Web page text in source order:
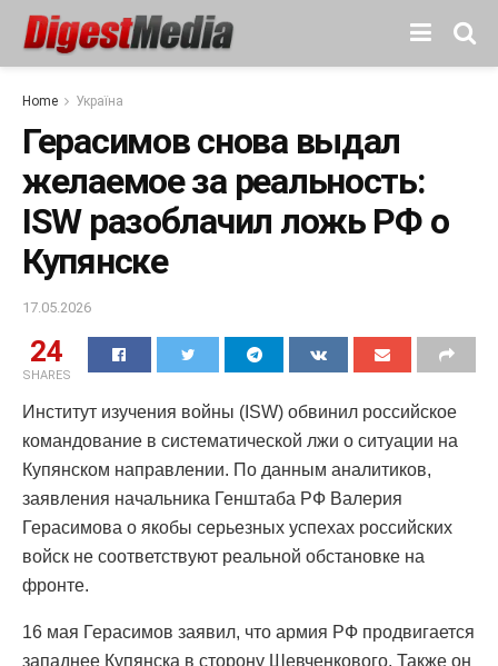
Home Україна
Герасимов снова выдал
желаемое за реальность:
ISW разоблачил ложь РФ о
Купянске
17.05.2026
24
SHARES
Институт изучения войны (ISW) обвинил российское
командование в систематической лжи о ситуации на
Купянском направлении. По данным аналитиков,
заявления начальника Генштаба РФ Валерия
Герасимова о якобы серьезных успехах российских
войск не соответствуют реальной обстановке на
фронте.
16 мая Герасимов заявил, что армия РФ продвигается
западнее Купянска в сторону Шевченкового. Также он